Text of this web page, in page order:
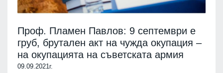
Проф. Пламен Павлов: 9 септември е
груб, брутален акт на чужда окупация –
на окупацията на съветската армия
09.09.2021г.